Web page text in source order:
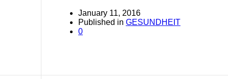
January 11, 2016
Published in GESUNDHEIT
0